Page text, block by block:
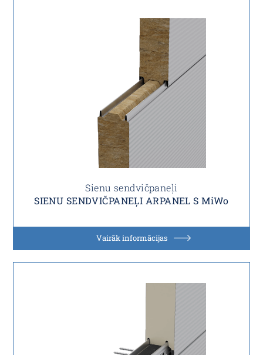
Sienu sendvičpaneļi
SIENU SENDVIČPANEĻI ARPANEL S MiWo
Vairāk informācijas